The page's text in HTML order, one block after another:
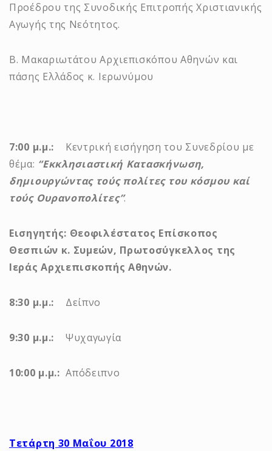
Προέδρου της Συνοδικής Επιτροπής Χριστιανικής
Αγωγής της Νεότητος.
Β. Μακαριωτάτου Αρχιεπισκόπου Αθηνών και
πάσης Ελλάδος κ. Ιερωνύμου
7:00 μ.μ.: Κεντρική εισήγηση του Συνεδρίου με
θέμα: “Εκκλησιαστική Κατασκήνωση,
δημιουργώντας τούς πολίτες του κόσμου καί
τούς Ουρανοπολίτες”.
Εισηγητής: Θεοφιλέστατος Επίσκοπος
Θεσπιών κ. Συμεών, Πρωτοσύγκελλος της
Ιεράς Αρχιεπισκοπής Αθηνών.
8:30 μ.μ.: Δείπνο
9:30 μ.μ.: Ψυχαγωγία
10:00 μ.μ.: Απόδειπνο
Τετάρτη 30 Μαΐου 2018